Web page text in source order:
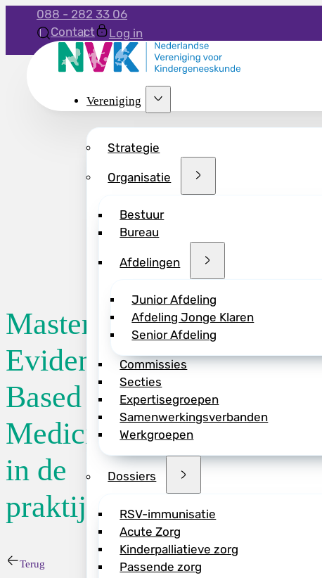
088 - 282 33 06
Contact
Log in
Vereniging
Strategie
Organisatie
Bestuur
Bureau
Afdelingen
Junior Afdeling
Afdeling Jonge Klaren
Senior Afdeling
Commissies
Secties
Expertisegroepen
Samenwerkingsverbanden
Werkgroepen
Dossiers
RSV-immunisatie
Acute Zorg
Kinderpalliatieve zorg
Passende zorg
Masterclass
Evidence-
Based
Medicine
in de
praktijk
Terug
Dit jaar wordt
georganiseerd, op
Hoe houd je
kwaliteit van
voor je patiënt?